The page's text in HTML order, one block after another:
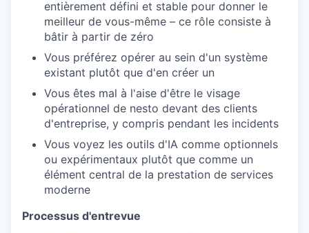
entièrement défini et stable pour donner le
meilleur de vous-même – ce rôle consiste à
bâtir à partir de zéro
Vous préférez opérer au sein d'un système
existant plutôt que d'en créer un
Vous êtes mal à l'aise d'être le visage
opérationnel de nesto devant des clients
d'entreprise, y compris pendant les incidents
Vous voyez les outils d'IA comme optionnels
ou expérimentaux plutôt que comme un
élément central de la prestation de services
moderne
Processus d'entrevue